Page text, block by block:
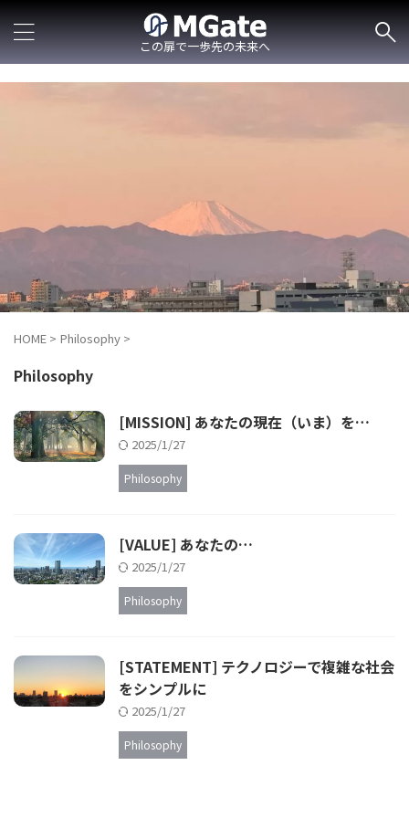
この扉で一歩先の未来へ
HOME > Philosophy >
Philosophy
[MISSION] あなたの現在（いま）を…
2025/1/27
Philosophy
[VALUE] あなたの…
2025/1/27
Philosophy
[STATEMENT] テクノロジーで複雑な社会
をシンプルに
2025/1/27
Philosophy